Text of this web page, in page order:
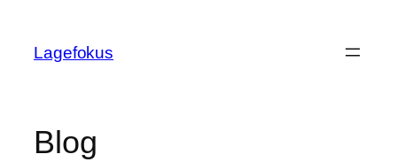
content
Lagefokus
Blog